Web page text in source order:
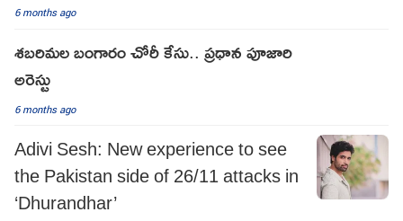
6 months ago
శబరిమల బంగారం చోరీ కేసు.. ప్రధాన పూజారి
అరెస్టు
6 months ago
Adivi Sesh: New experience to see
the Pakistan side of 26/11 attacks in
‘Dhurandhar’